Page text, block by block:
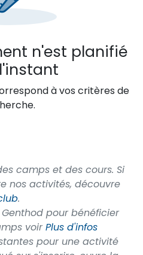
n'est planifié
à vos critères de
camps et des cours. Si
nos activités, découvre
.
pour bénéficier
voirPlus d'infos
pour une activité